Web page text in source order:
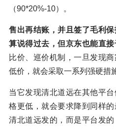
（90*20%-10）。
售出再结账，并且签了毛利
算说得过去，但京东也能直
比价、巡价机制，一旦发现
低价，就会采取一系列强硬措
当它发现清北道远在其他平
格更低，就会要求降到同样
清北道远发的，而是平台发